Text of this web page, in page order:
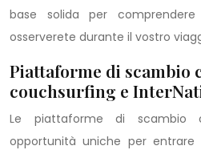
base solida per
osserverete durante il vostro
Piattaforme di scambio
couchsurfing e
Le piattaforme di scambio
opportunità uniche per